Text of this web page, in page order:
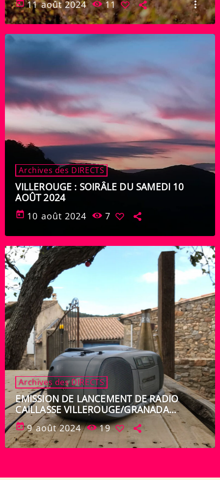
today 11 août 2024 11 more_vert
Archives des DIRECTS
VILLEROUGE : SOIRÂLE DU SAMEDI 10
AOÛT 2024
today 10 août 2024 7
Archives des DIRECTS
EMISSION DE LANCEMENT DE RADIO
CAILLASSE VILLEROUGE/GRANADA
VENDREDI 9 AOÛT
today 9 août 2024 19